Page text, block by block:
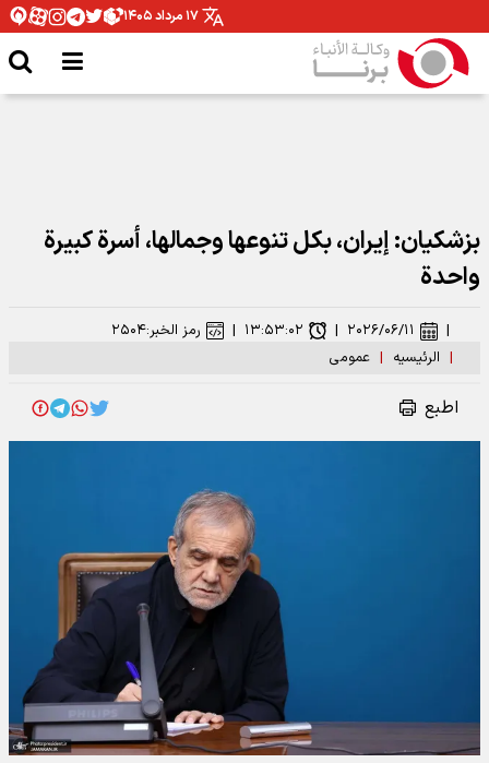
۱۷ مرداد ۱۴۰۵
بزشكيان: إيران، بكل تنوعها وجمالها، أسرة كبيرة
واحدة
| الرئیسیه | عمومی
| ۲۰۲۶/۰۶/۱۱ | ۱۳:۵۳:۰۲ | رمز الخبر:۲۵۰۴
اطبع